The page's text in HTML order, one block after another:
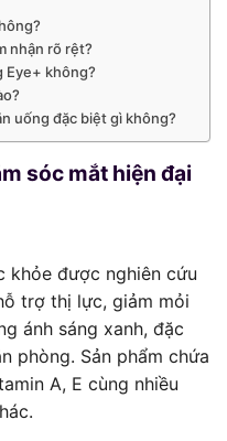
nhận rõ rệt?
Eye+ không?
uống đặc biệt gì không?
sóc mắt hiện đại
khỏe được nghiên cứu
trợ thị lực, giảm mỏi
ánh sáng xanh, đặc
phòng. Sản phẩm chứa
A, E cùng nhiều